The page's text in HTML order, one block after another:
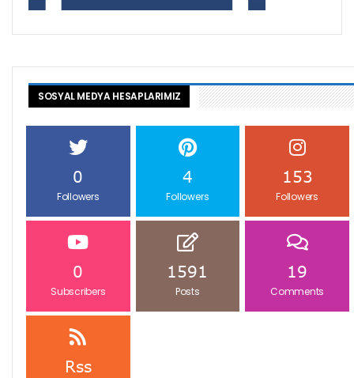
SOSYAL MEDYA HESAPLARIMIZ
0
Followers
4
Followers
153
Followers
0
Subscribers
1591
Posts
19
Comments
Rss